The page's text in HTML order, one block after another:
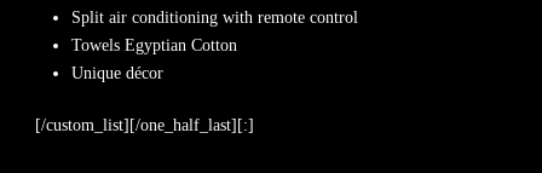
Split air conditioning with remote control
Towels Egyptian Cotton
Unique décor
[/custom_list][/one_half_last][:]